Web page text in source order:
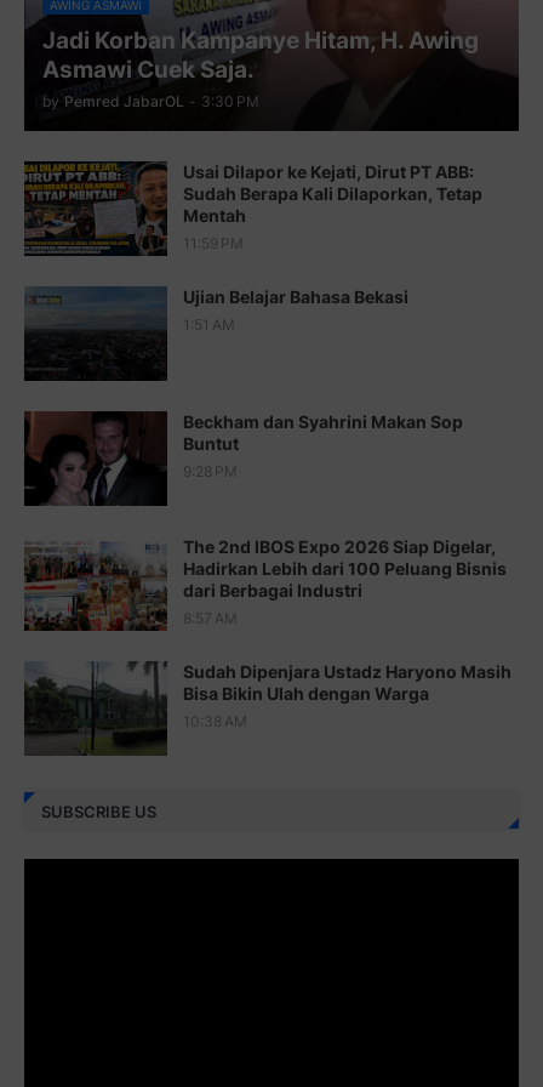
Juz 11 ⇨http://j.mp/2bHf80y
Juz 12 ⇨ http://j.mp/2bWnTby
Juz 13 ⇨http://j.mp/2bFTiKQ
Juz 14 ⇨http://j.mp/2b8SUTA
Juz 15 ⇨http://j.mp/2bFRQIM
http://j.mp/2brHsFz
Juz 18 ⇨ http://j.mp/2b8SCfc
Juz 19 ⇨http://j.mp/2bFSq95
Juz 20 ⇨http://j.mp/2brI1zc
Juz 21 ⇨http://j.mp/2b8VcBO
Juz 22 ⇨http://j.mp/2bFRxNP
Juz 23 ⇨http://j.mp/2brItxm
Juz 25 ⇨http://j.mp/2brImlf
Juz 26 ⇨http://j.mp/2bFRHF2
AWING ASMAWI
Jadi Korban Kampanye Hitam, H. Awing
Asmawi Cuek Saja.
by Pemred JabarOL - 3:30 PM
Usai Dilapor ke Kejati, Dirut PT ABB:
Sudah Berapa Kali Dilaporkan, Tetap
Mentah
11:59 PM
Ujian Belajar Bahasa Bekasi
1:51 AM
Beckham dan Syahrini Makan Sop
Buntut
9:28 PM
The 2nd IBOS Expo 2026 Siap Digelar,
Hadirkan Lebih dari 100 Peluang Bisnis
dari Berbagai Industri
8:57 AM
Sudah Dipenjara Ustadz Haryono Masih
Bisa Bikin Ulah dengan Warga
10:38 AM
SUBSCRIBE US